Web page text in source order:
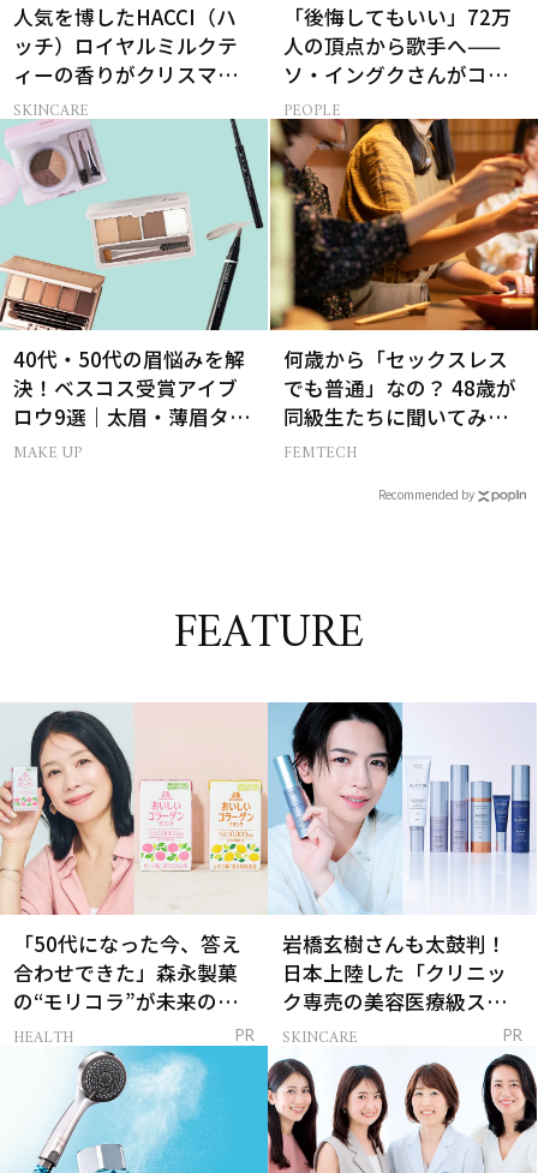
人気を博したHACCI（ハ
ッチ）ロイヤルミルクテ
ィーの香りがクリスマス
に向けて限定セットで復
刻！
SKINCARE
「後悔してもいい」72万
人の頂点から歌手へ——
ソ・イングクさんがコツ
コツ頑張れる原動力とは
PEOPLE
40代・50代の眉悩みを解
決！ベスコス受賞アイブ
ロウ9選｜太眉・薄眉タイ
プ別の描き方
MAKE UP
何歳から「セックスレス
でも普通」なの？ 48歳が
同級生たちに聞いてみた
ら…
FEMTECH
Recommended by
FEATURE
「50代になった今、答え
合わせできた」森永製菓
の“モリコラ”が未来のキ
レイを連れてくる！
HEALTH PR
岩橋玄樹さんも太鼓判！
日本上陸した「クリニッ
ク専売の美容医療級スキ
ンケア」
SKINCARE PR